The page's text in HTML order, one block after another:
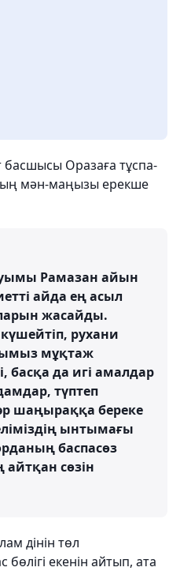
Оразаға тұспа-
мән-маңызы ерекше
Рамазан айын
айда ең асыл
жасайды.
рухани
мұқтаж
басқа да игі амалдар
түптеп
шаңыраққа береке
ынтымағы
баспасөз
айтқан сөзін
дінін төл
екенін айтып, ата